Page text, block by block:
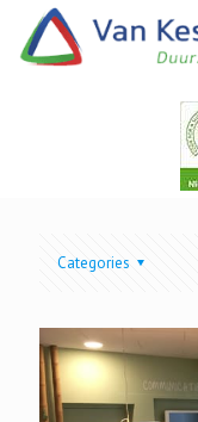
Categories